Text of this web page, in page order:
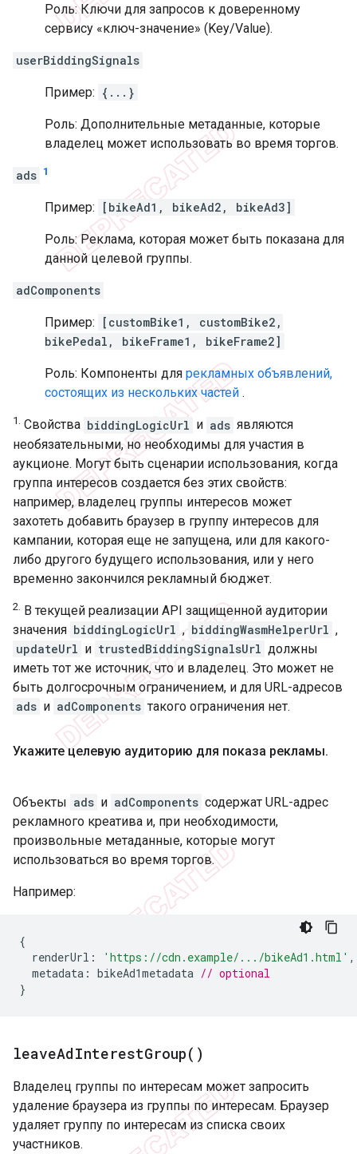
Роль: Ключи для запросов к доверенному
сервису «ключ-значение» (Key/Value).
userBiddingSignals
Пример: {...}
Роль: Дополнительные метаданные, которые
владелец может использовать во время торгов.
ads 1
Пример: [bikeAd1, bikeAd2, bikeAd3]
Роль: Реклама, которая может быть показана для
данной целевой группы.
adComponents
Пример:
[customBike1, customBike2,
bikePedal, bikeFrame1, bikeFrame2]
Роль: Компоненты для рекламных объявлений,
состоящих из нескольких частей .
1. Свойства biddingLogicUrl и ads являются
необязательными, но необходимы для участия в
аукционе. Могут быть сценарии использования, когда
группа интересов создается без этих свойств:
например, владелец группы интересов может
захотеть добавить браузер в группу интересов для
кампании, которая еще не запущена, или для какого-
либо другого будущего использования, или у него
временно закончился рекламный бюджет.
2. В текущей реализации API защищенной аудитории
значения biddingLogicUrl , biddingWasmHelperUrl ,
updateUrl и trustedBiddingSignalsUrl должны
иметь тот же источник, что и владелец. Это может не
быть долгосрочным ограничением, и для URL-адресов
ads и adComponents такого ограничения нет.
Укажите целевую аудиторию для показа рекламы.
Объекты ads и adComponents содержат URL-адрес
рекламного креатива и, при необходимости,
произвольные метаданные, которые могут
использоваться во время торгов.
Например:
{
renderUrl : 'https://cdn.example/.../bikeAd1.html' ,
metadata : bikeAd1metadata // optional
}
leaveAdInterestGroup( )
Владелец группы по интересам может запросить
удаление браузера из группы по интересам. Браузер
удаляет группу по интересам из списка своих
участников.